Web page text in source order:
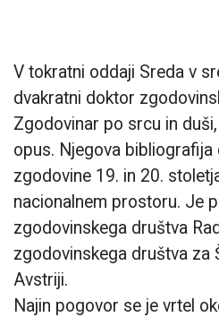
V tokratni oddaji Sreda v
dvakratni doktor
Zgodovinar po srcu in
opus. Njegova
zgodovine 19. in 20.
nacionalnem prostoru. Je
zgodovinskega društva
zgodovinskega društva za
Avstriji.
Najin pogovor se je vrtel